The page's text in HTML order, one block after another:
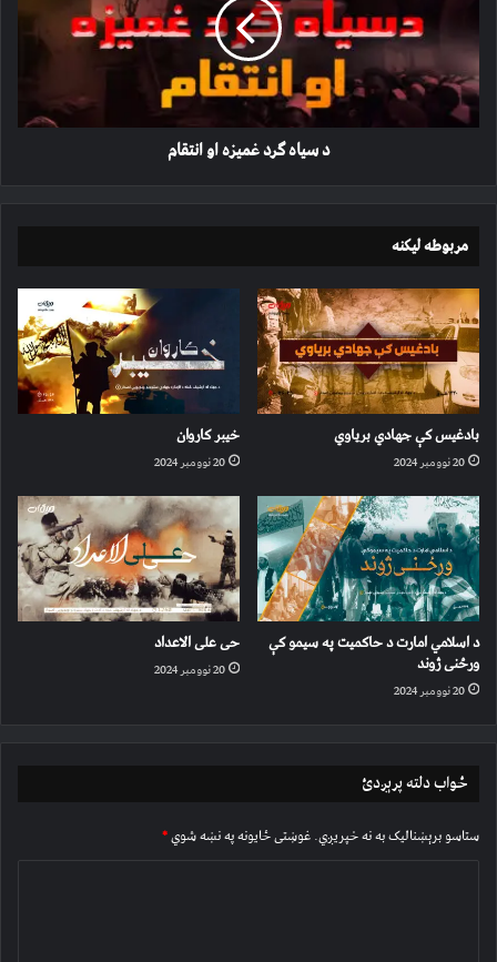
او
انتقام
د سیاه ګرد غمیزه او انتقام
مربوطه لیکنه
بادغیس کې جهادي بریاوي
20 نوومبر 2024
خیبر کاروان
20 نوومبر 2024
د اسلامي امارت د حاکمیت په سیمو کې
ورځنی ژوند
20 نوومبر 2024
حی علی الاعداد
20 نوومبر 2024
ځواب دلته پرېږدئ
ستاسو برېښناليک به نه خپريږي.غوښتى ځایونه په نښه شوي*